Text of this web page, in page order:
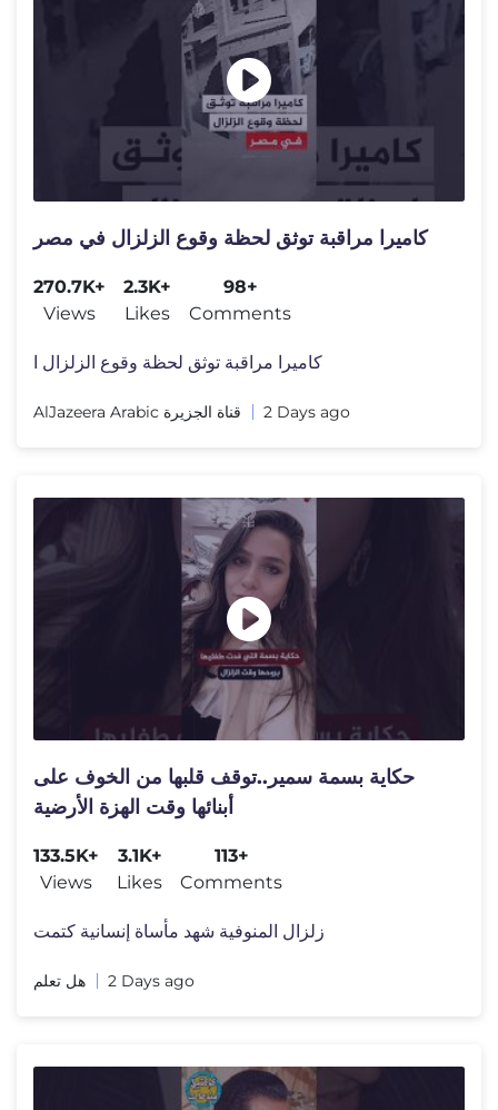
كاميرا مراقبة توثق لحظة وقوع الزلزال في مصر
270.7K+
Views
2.3K+
Likes
98+
Comments
كاميرا مراقبة توثق لحظة وقوع الزلزال ا
AlJazeera Arabic قناة الجزيرة 2 Days ago
حكاية بسمة سمير..توقف قلبها من الخوف على
أبنائها وقت الهزة الأرضية
133.5K+
Views
3.1K+
Likes
113+
Comments
زلزال المنوفية شهد مأساة إنسانية كتمت
هل تعلم 2 Days ago